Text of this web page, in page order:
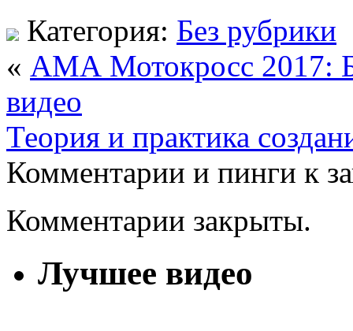
Категория: Без рубрики
« АМА Мотокросс 2017:
видео
Теория и практика
Комментарии и пинги к
Комментарии закрыты.
Лучшее видео